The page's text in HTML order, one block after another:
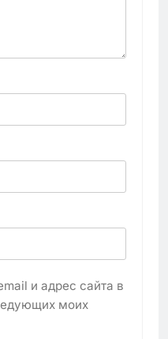
и адрес сайта в
моих